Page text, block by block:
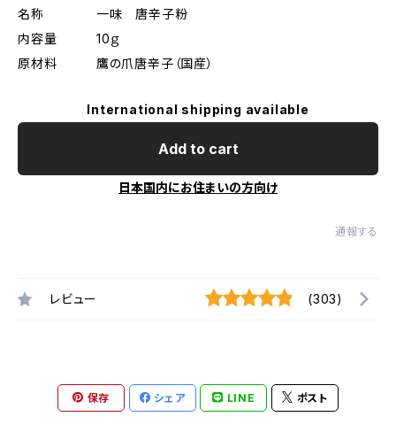
名称 一味 唐辛子粉
内容量 10ｇ
原材料 鷹の爪唐辛子（国産）
International shipping available
Add to cart
日本国内にお住まいの方向け
通報する
レビュー (303)
保存 シェア LINE ポスト